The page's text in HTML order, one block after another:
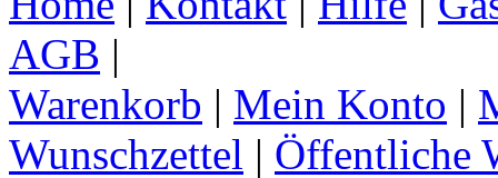
AGB |
Warenkorb | Mein Konto |
Wunschzettel | Öffentliche